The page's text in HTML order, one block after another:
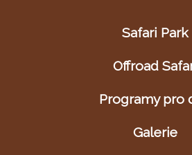
Safari Park
Offroad
Programy pro
Galerie